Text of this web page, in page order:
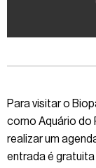
Para visitar o
como Aquário do
realizar um
entrada é